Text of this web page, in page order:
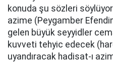
konuda şu sözleri
azime (Peygamber
gelen büyük seyyidler
kuvveti tehyic edecek
uyandıracak hadisat-ı